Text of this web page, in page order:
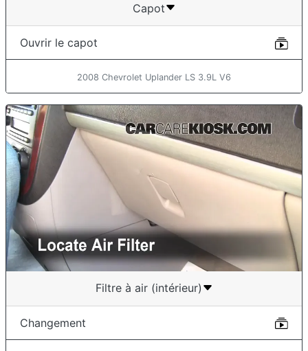
Capot
Ouvrir le capot
2008 Chevrolet Uplander LS 3.9L V6
Filtre à air (intérieur)
Changement